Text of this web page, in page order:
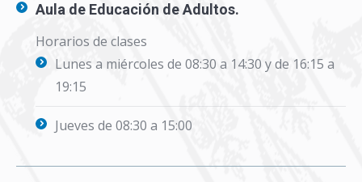
Aula de Educación de Adultos.
Horarios de clases
Lunes a miércoles de 08:30 a 14:30 y de 16:15 a
19:15
Jueves de 08:30 a 15:00